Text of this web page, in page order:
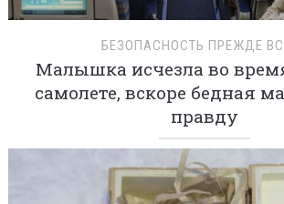
БЕЗОПАСНОСТЬ ПРЕЖДЕ
Малышка исчезла во
самолете, вскоре бедная
правду